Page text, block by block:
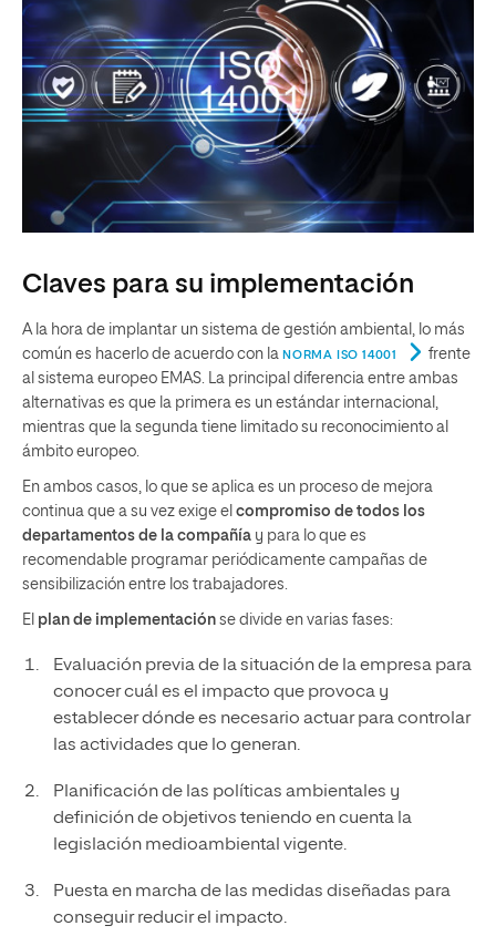
Claves para su implementación
A la hora de implantar un sistema de gestión ambiental, lo más
común es hacerlo de acuerdo con la NORMA ISO 14001
frente
al sistema europeo EMAS. La principal diferencia entre ambas
alternativas es que la primera es un estándar internacional,
mientras que la segunda tiene limitado su reconocimiento al
ámbito europeo.
En ambos casos, lo que se aplica es un proceso de mejora
continua que a su vez exige el compromiso de todos los
departamentos de la compañía y para lo que es
recomendable programar periódicamente campañas de
sensibilización entre los trabajadores.
El plan de implementación se divide en varias fases:
Evaluación previa de la situación de la empresa para
conocer cuál es el impacto que provoca y
establecer dónde es necesario actuar para controlar
las actividades que lo generan.
Planificación de las políticas ambientales y
definición de objetivos teniendo en cuenta la
legislación medioambiental vigente.
Puesta en marcha de las medidas diseñadas para
conseguir reducir el impacto.